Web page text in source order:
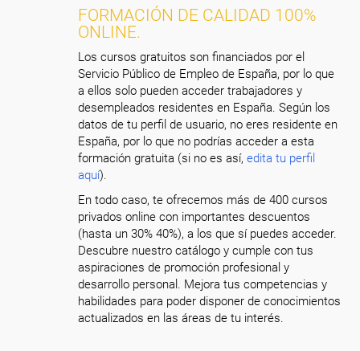
FORMACIÓN DE CALIDAD 100%
ONLINE.
Los cursos gratuitos son financiados por el
Servicio Público de Empleo de España, por lo que
a ellos solo pueden acceder trabajadores y
desempleados residentes en España. Según los
datos de tu perfil de usuario, no eres residente en
España, por lo que no podrías acceder a esta
formación gratuita (si no es así,edita tu perfil
aquí).
En todo caso, te ofrecemos más de 400 cursos
privados online con importantes descuentos
(hasta un 30% 40%), a los que sí puedes acceder.
Descubre nuestro catálogo y cumple con tus
aspiraciones de promoción profesional y
desarrollo personal. Mejora tus competencias y
habilidades para poder disponer de conocimientos
actualizados en las áreas de tu interés.